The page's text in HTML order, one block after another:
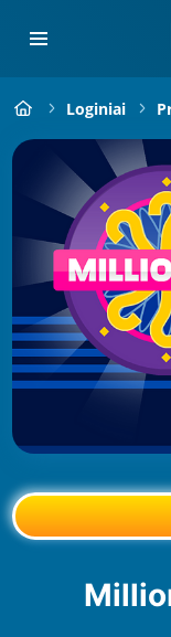
Loginiai